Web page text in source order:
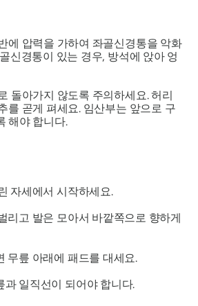
에 압력을 가하여 좌골신경통을 악화
신경통이 있는 경우, 방석에 앉아 엉
돌아가지 않도록 주의하세요. 허리
를 곧게 펴세요. 임산부는 앞으로 구
해야 합니다.
자세에서 시작하세요.
리고 발은 모아서 바깥쪽으로 향하게
무릎 아래에 패드를 대세요.
과 일직선이 되어야 합니다.